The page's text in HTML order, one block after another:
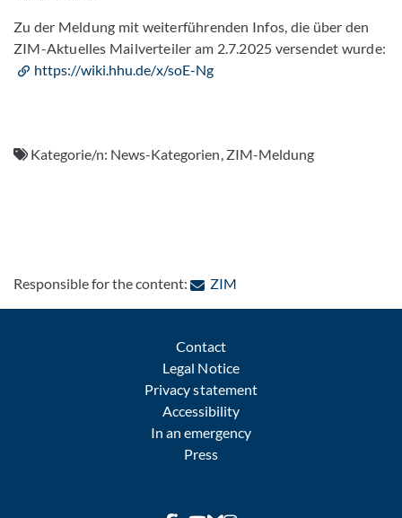
Zu der Meldung mit weiterführenden Infos, die über den
ZIM-Aktuelles Mailverteiler am 2.7.2025 versendet wurde:
https://wiki.hhu.de/x/soE-Ng
Kategorie/n: News-Kategorien, ZIM-Meldung
Responsible for the content: ZIM: Contact by e-mail
Contact
Legal Notice
Privacy statement
Accessibility
In an emergency
Press